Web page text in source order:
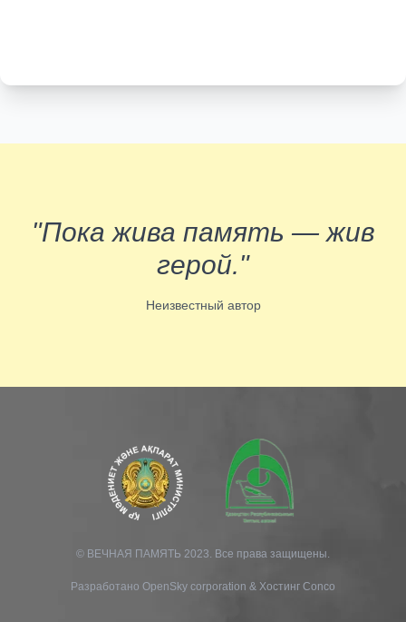
"Пока жива память — жив
герой."
Неизвестный автор
© ВЕЧНАЯ ПАМЯТЬ 2023. Все права защищены.
Разработано OpenSky corporation & Хостинг Conco